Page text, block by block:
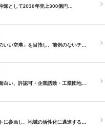
卸として2030年売上300億円…
いい空港」を目指し、前例のないチ…
白い。許認可・企業誘致・工業団地…
に参画し、地域の活性化に邁進する…